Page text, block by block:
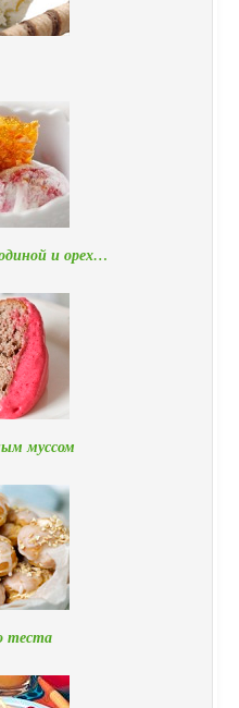
и орех…
муссом
теста